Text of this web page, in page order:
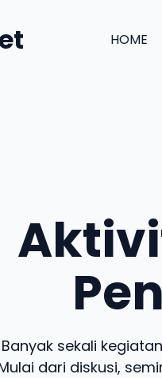
HOME
Banyak sekali
dari diskusi,